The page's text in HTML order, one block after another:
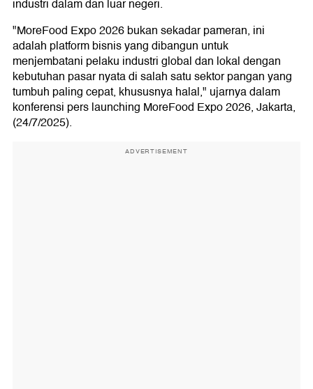
industri dalam dan luar negeri.
"MoreFood Expo 2026 bukan sekadar pameran, ini
adalah platform bisnis yang dibangun untuk
menjembatani pelaku industri global dan lokal dengan
kebutuhan pasar nyata di salah satu sektor pangan yang
tumbuh paling cepat, khususnya halal," ujarnya dalam
konferensi pers launching MoreFood Expo 2026, Jakarta,
(24/7/2025).
ADVERTISEMENT